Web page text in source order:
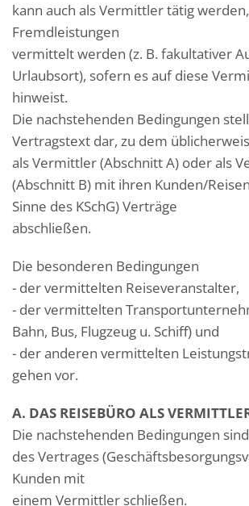
kann auch als Vermittler tätig
Fremdleistungen
vermittelt werden (z. B. fakultativer
Urlaubsort), sofern es auf diese
hinweist.
Die nachstehenden Bedingungen
Vertragstext dar, zu dem
als Vermittler (Abschnitt A) oder als
(Abschnitt B) mit ihren Kunden/
Sinne des KSchG) Verträge
abschließen.
Die besonderen Bedingungen
- der vermittelten Reiseveranstalter,
- der vermittelten
Bahn, Bus, Flugzeug u. Schiff) und
- der anderen vermittelten
gehen vor.
A. DAS REISEBÜRO ALS
Die nachstehenden Bedingungen
des Vertrages
Kunden mit
einem Vermittler schließen.